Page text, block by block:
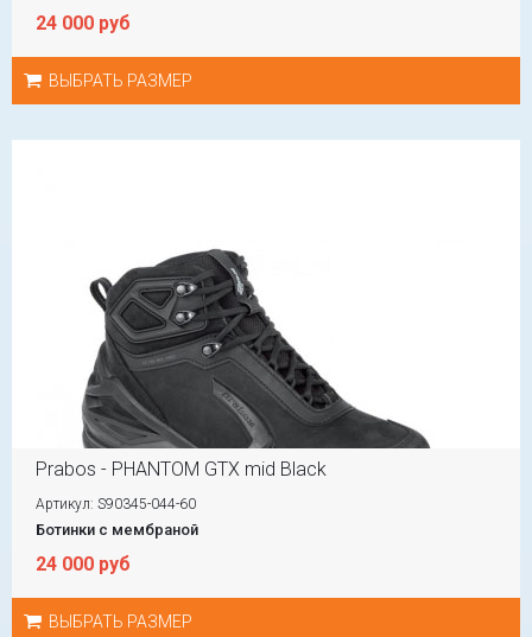
24 000 руб
ВЫБРАТЬ РАЗМЕР
Prabos - PHANTOM GTX mid Black
Артикул: S90345-044-60
Ботинки с мембраной
24 000 руб
ВЫБРАТЬ РАЗМЕР